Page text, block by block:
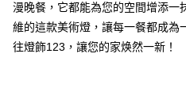
AFTEE先享後付
相關說明
【關於「AFTEE先享後付」】
漫晚餐，它都能為您的空間增添一
維的這款美術燈，讓每一餐都成為
往燈飾123，讓您的家焕然一新！